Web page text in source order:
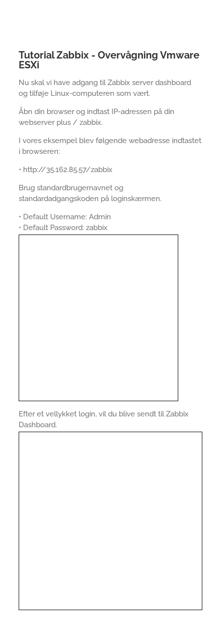
Tutorial Zabbix - Overvågning Vmware
ESXi
Nu skal vi have adgang til Zabbix server dashboard
og tilføje Linux-computeren som vært.
Åbn din browser og indtast IP-adressen på din
webserver plus / zabbix.
I vores eksempel blev følgende webadresse indtastet
i browseren:
• http://35.162.85.57/zabbix
Brug standardbrugernavnet og
standardadgangskoden på loginskærmen.
• Default Username: Admin
• Default Password: zabbix
Efter et vellykket login, vil du blive sendt til Zabbix
Dashboard.